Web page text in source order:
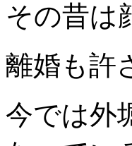
その昔は
離婚も許
今では外